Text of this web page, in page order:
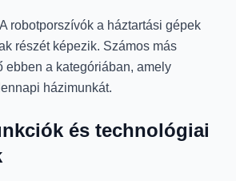
robotporszívók a háztartási gépek
részét képezik. Számos más
ebben a kategóriában, amely
házimunkát.
és technológiai